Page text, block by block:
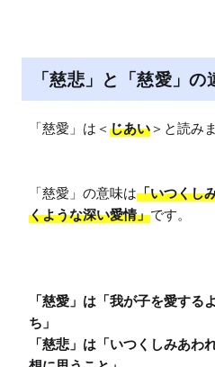
「慈悲」と「慈愛」の
「慈愛」は＜じあい＞と読み
「慈愛」の意味は「いつくし
くような深い愛情」です。
「慈愛」は「我が子を愛する
ち」
「慈悲」は「いつくしみあわ